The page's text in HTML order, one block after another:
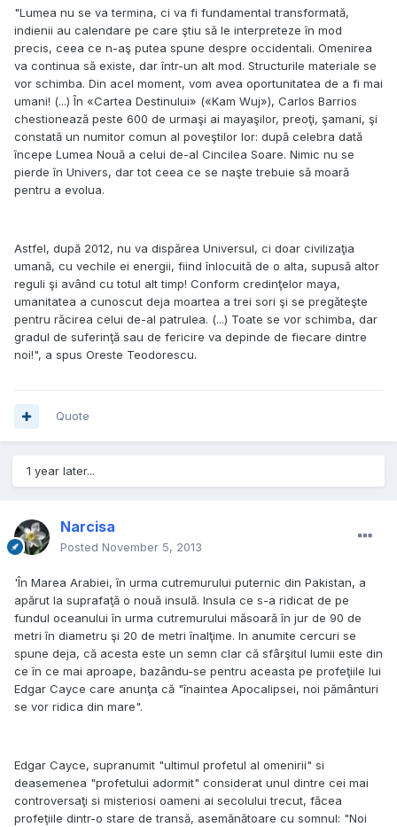
"Lumea nu se va termina, ci va fi fundamental transformată,
indienii au calendare pe care ştiu să le interpreteze în mod
precis, ceea ce n-aş putea spune despre occidentali. Omenirea
va continua să existe, dar într-un alt mod. Structurile materiale se
vor schimba. Din acel moment, vom avea oportunitatea de a fi mai
umani! (...) În «Cartea Destinului» («Kam Wuj»), Carlos Barrios
chestionează peste 600 de urmaşi ai mayaşilor, preoţi, şamani, şi
constată un numitor comun al poveştilor lor: după celebra dată
începe Lumea Nouă a celui de-al Cincilea Soare. Nimic nu se
pierde în Univers, dar tot ceea ce se naşte trebuie să moară
pentru a evolua.
Astfel, după 2012, nu va dispărea Universul, ci doar civilizaţia
umană, cu vechile ei energii, fiind înlocuită de o alta, supusă altor
reguli şi având cu totul alt timp! Conform credinţelor maya,
umanitatea a cunoscut deja moartea a trei sori şi se pregăteşte
pentru răcirea celui de-al patrulea. (...) Toate se vor schimba, dar
gradul de suferinţă sau de fericire va depinde de fiecare dintre
noi!", a spus Oreste Teodorescu.
Quote
1 year later...
Narcisa
Posted November 5, 2013
'În Marea Arabiei, în urma cutremurului puternic din Pakistan, a
apărut la suprafaţă o nouă insulă. Insula ce s-a ridicat de pe
fundul oceanului în urma cutremurului măsoară în jur de 90 de
metri în diametru şi 20 de metri înalţime. In anumite cercuri se
spune deja, că acesta este un semn clar că sfârşitul lumii este din
ce în ce mai aproape, bazându-se pentru aceasta pe profeţiile lui
Edgar Cayce care anunţa că "înaintea Apocalipsei, noi pământuri
se vor ridica din mare".
Edgar Cayce, supranumit "ultimul profetul al omenirii" si
deasemenea "profetului adormit" considerat unul dintre cei mai
controversaţi si misteriosi oameni ai secolului trecut, făcea
profeţiile dintr-o stare de transă, asemănătoare cu somnul: "Noi